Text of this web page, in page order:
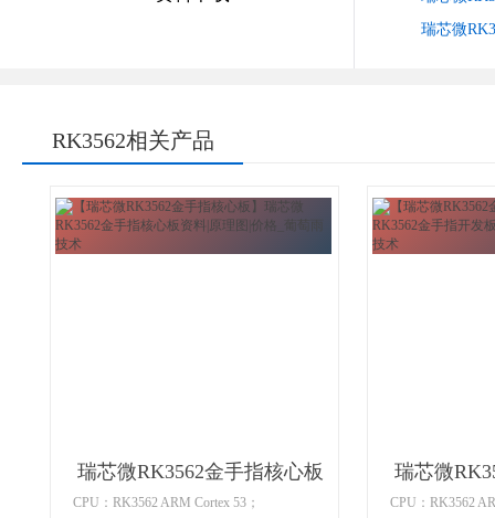
瑞芯微
RK3562相关产品
瑞芯微RK3562金手指核心板
CPU：RK3562 ARM Cortex 53；
瑞芯微
CPU：RK3562